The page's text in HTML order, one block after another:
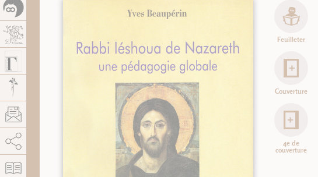
Feuilleter
Couverture
4e de
couverture
Permitir